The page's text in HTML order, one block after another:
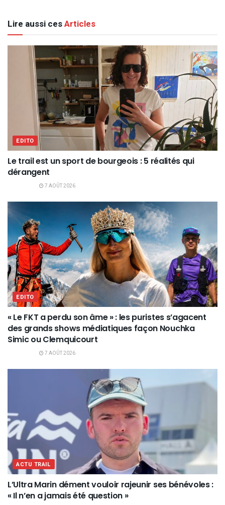
Lire aussi cesArticles
EDITO
Le trail est un sport de bourgeois : 5 réalités qui
dérangent
7 AOÛT 2026
EDITO
« Le FKT a perdu son âme » : les puristes s’agacent
des grands shows médiatiques façon Nouchka
Simic ou Clemquicourt
7 AOÛT 2026
ACTU TRAIL
L’Ultra Marin dément vouloir rajeunir ses bénévoles :
« Il n’en a jamais été question »